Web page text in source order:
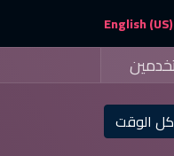
English (US)
كل الوقت